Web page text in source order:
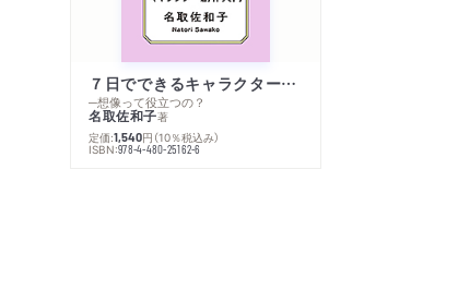
７日でできるキャラクター創作入門
─想像って役立つの？
名取佐和子著
定価:1,540円 （10％税込み）
ISBN:978-4-480-25162-6